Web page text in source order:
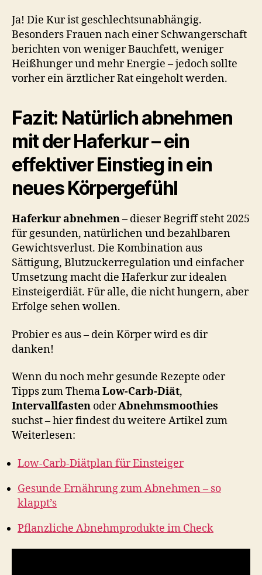
Ja! Die Kur ist geschlechtsunabhängig.
Besonders Frauen nach einer Schwangerschaft
berichten von weniger Bauchfett, weniger
Heißhunger und mehr Energie – jedoch sollte
vorher ein ärztlicher Rat eingeholt werden.
Fazit: Natürlich abnehmen
mit der Haferkur – ein
effektiver Einstieg in ein
neues Körpergefühl
Haferkur abnehmen– dieser Begriff steht 2025
für gesunden, natürlichen und bezahlbaren
Gewichtsverlust. Die Kombination aus
Sättigung, Blutzuckerregulation und einfacher
Umsetzung macht die Haferkur zur idealen
Einsteigerdiät. Für alle, die nicht hungern, aber
Erfolge sehen wollen.
Probier es aus – dein Körper wird es dir
danken!
Wenn du noch mehr gesunde Rezepte oder
Tipps zum ThemaLow-Carb-Diät,
Intervallfasten oderAbnehmsmoothies
suchst – hier findest du weitere Artikel zum
Weiterlesen:
Low-Carb-Diätplan für Einsteiger
Gesunde Ernährung zum Abnehmen – so
klappt’s
Pflanzliche Abnehmprodukte im Check